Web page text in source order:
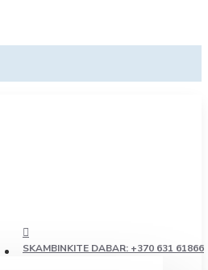
SKAMBINKITE DABAR: +370 631 61866